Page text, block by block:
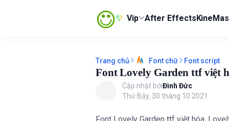
Vip After Effects
Trang chủ Font chữ Font script
Font Lovely Garden ttf việt
Cập nhật bởiĐình Đức
Thứ Bảy, 30 tháng 10 2021